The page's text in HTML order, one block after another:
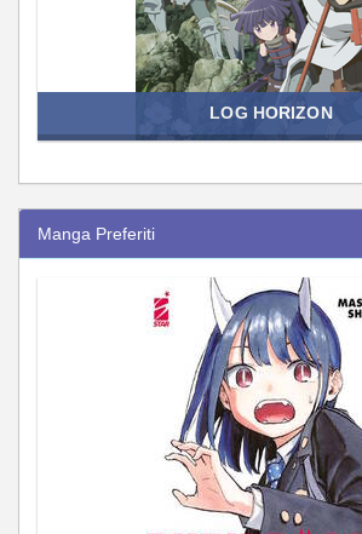
LOG HORIZON
Manga Preferiti